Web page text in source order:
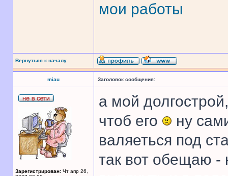
мои работы
Вернуться к началу
miau Заголовок сообщения:
Зарегистрирован: Чт апр 26,
а мой
чтоб его
ну
валяеться под
так вот обещаю -